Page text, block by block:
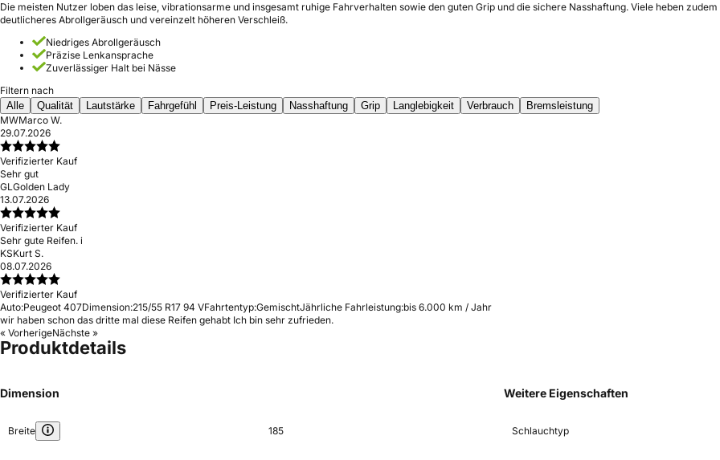
Die meisten Nutzer loben das leise, vibrationsarme und insgesamt ruhige Fahrverhalten sowie den guten Grip und die sichere Nasshaftung. Viele heben
deutlicheres Abrollgeräusch und vereinzelt höheren Verschleiß.
Niedriges Abrollgeräusch
Präzise Lenkansprache
Zuverlässiger Halt bei Nässe
Filtern nach
Alle
Qualität Lautstärke Fahrgefühl Preis-Leistung Nasshaftung Grip Langlebigkeit Verbrauch
Bremsleistung
MWMarco W.
29.07.2026
Verifizierter Kauf
Sehr gut
GLGolden Lady
13.07.2026
Verifizierter Kauf
Sehr gute Reifen. i
KSKurt S.
08.07.2026
Verifizierter Kauf
Auto:Peugeot 407Dimension:215/55 R17 94 VFahrtentyp:GemischtJährliche Fahrleistung:bis 6.000 km / Jahr
wir haben schon das dritte mal diese Reifen gehabt Ich bin sehr zufrieden.
« VorherigeNächste »
Produktdetails
Dimension
Breite 185
Weitere Eigenschaften
Schlauchtyp